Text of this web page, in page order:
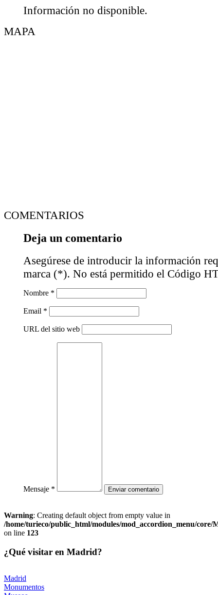
Información no disponible.
MAPA
COMENTARIOS
Deja un comentario
Asegúrese de introducir la información
marca (*). No está permitido el Código
Nombre *
Email *
URL del sitio web
Mensaje *
Warning: Creating default object from empty value in
/home/turieco/public_html/modules/mod_accordion_menu/core/
on line 123
¿Qué visitar en Madrid?
Madrid
Monumentos